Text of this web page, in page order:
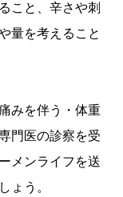
こと、辛さや刺
量を考えること
みを伴う・体重
門医の診察を受
メンライフを送
ょう。